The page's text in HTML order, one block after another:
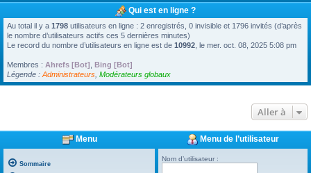
Qui est en ligne ?
Au total il y a 1798 utilisateurs en ligne : 2 enregistrés, 0 invisible et 1796 invités (d’après
le nombre d’utilisateurs actifs ces 5 dernières minutes)
Le record du nombre d’utilisateurs en ligne est de 10992 , le mer. oct. 08, 2025 5:08 pm
Membres : Ahrefs [Bot] Bing [Bot]
Légende : Administrateurs Modérateurs globaux
Aller à
Menu
Sommaire
Menu de l’utilisateur
Nom d’utilisateur :